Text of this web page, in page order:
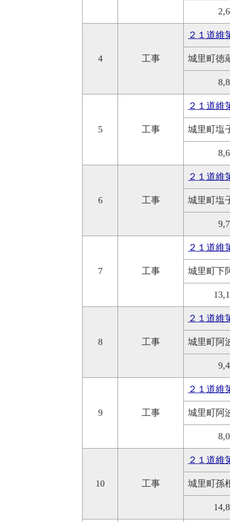
4 工事
２１道維
城里町徳
5 工事
２１道維
城里町塩
6 工事
２１道維
城里町塩
7 工事
２１道維
城里町下
8 工事
２１道維
城里町阿
9 工事
２１道維
城里町阿
10 工事
２１道維
城里町孫